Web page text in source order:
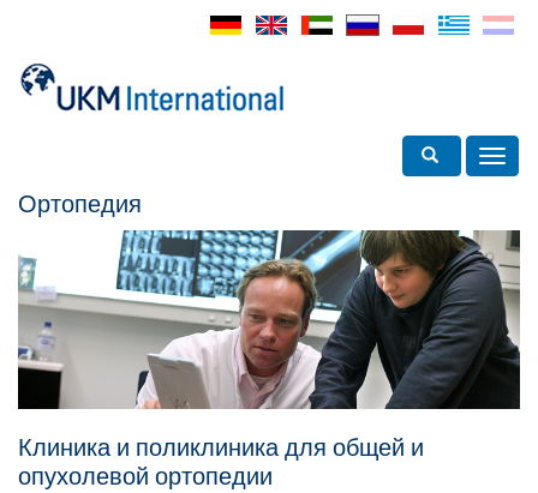
Toggle search
Ортопедия
Клиника и поликлиника для общей и
опухолевой ортопедии